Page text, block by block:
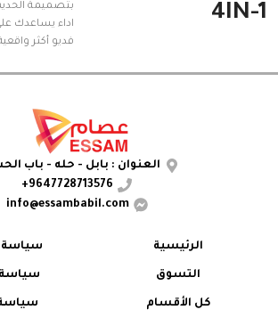
بتصميمة
اداء يساعدك
العنوان : بابل - حله - باب
9647728713576+
info@essambabil.com
الرئيسية
التسوق
كل الأقسام
سياسة
سياسة
سياسة